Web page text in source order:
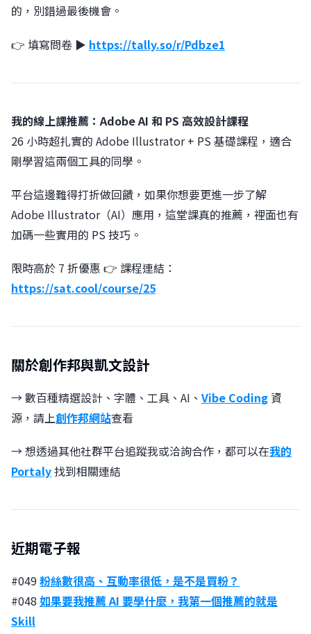
的，別錯過最後機會。
👉 填寫問卷 ▶︎ https://tally.so/r/Pdbze1
我的線上課推薦：Adobe AI 和 PS 高效設計課程
26 小時超扎實的 Adobe Illustrator + PS 基礎課程，適合
剛學習這兩個工具的同學。
平台這邊難得打折做回饋，如果你想要更進一步了解
Adobe Illustrator（AI）應用，這堂課真的推薦，裡面也有
加碼一些實用的 PS 技巧。
限時高於 7 折優惠 👉 課程連結：
https://sat.cool/course/25
關於創作邦與凱文設計
→ 數百種精選設計、字體、工具、AI、 Vibe Coding 資
源，請上創作邦網站查看
→ 想透過其他社群平台追蹤我或洽詢合作，都可以在我的
Portaly找到相關連結
近期電子報
#049粉絲數很高、互動率很低，是不是買粉？
#048 如果要我推薦 AI 要學什麼，我第一個推薦的就是
Skill